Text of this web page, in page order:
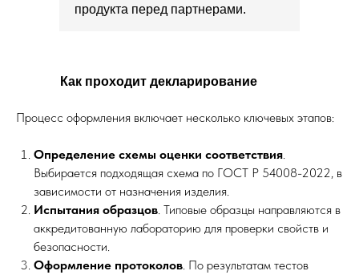
продукта перед партнерами.
Как проходит декларирование
Процесс оформления включает несколько ключевых этапов:
Определение схемы оценки соответствия.
Выбирается подходящая схема по ГОСТ Р 54008-2022, в
зависимости от назначения изделия.
Испытания образцов. Типовые образцы направляются в
аккредитованную лабораторию для проверки свойств и
безопасности.
Оформление протоколов. По результатам тестов